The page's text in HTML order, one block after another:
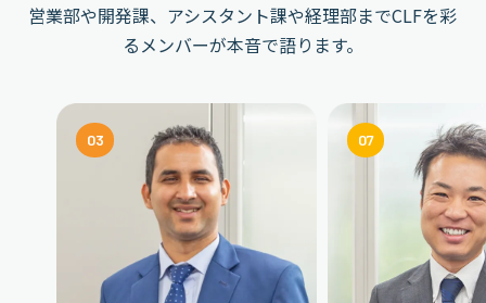
営業部や開発課、アシスタント課や経理部までCLFを彩
るメンバーが本音で語ります。
03
評価し任せてもらえる
07
未経験でも